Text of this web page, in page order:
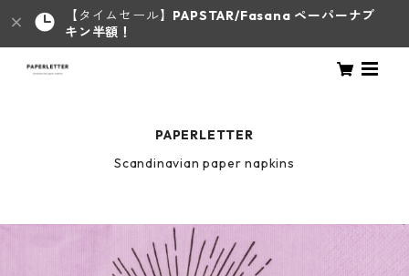
【タイムセール】 PAPSTAR/Fasana ペーパーナプ
キン半額！
PAPERLETTER
Scandinavian paper napkins